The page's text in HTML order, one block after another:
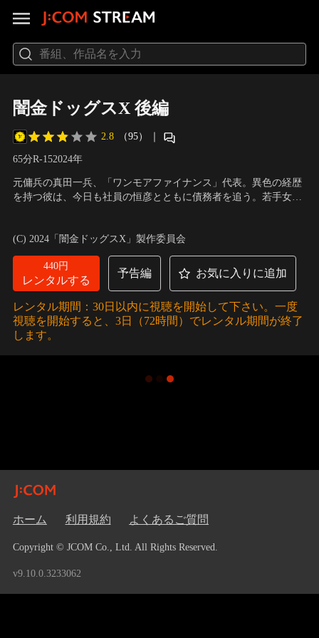
闇金ドッグスX 後編
2.8 （95） ｜
65分R-152024年
元傭兵の真田一兵、「ワンモアファイナンス」代表。異色の経歴
を持つ彼は、今日も社員の恒彦とともに債務者を追う。若手女
険な仕事に手を染めてしまう。しかしその頑張りも虚しく、たっ
た一つのズレから、全ての歯車が狂い…。
(C) 2024「闇金ドッグスX」製作委員会
440円
レンタルする
予告編 お気に入りに追加
レンタル期間：30日以内に視聴を開始して下さい。一度
視聴を開始すると、3日（72時間）でレンタル期間が終了
します。
ホーム 利用規約 よくあるご質問
Copyright © JCOM Co., Ltd. All Rights Reserved.
v9.10.0.3233062